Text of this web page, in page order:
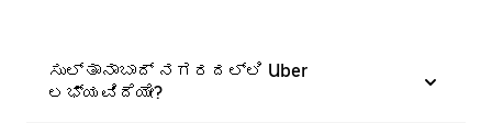
ಸುಲ್ತಾನಾಬಾದ್ ನಗರದಲ್ಲಿ Uber
ಲಭ್ಯವಿದೆಯೇ?